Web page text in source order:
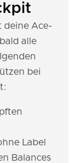
deine Ace-
alle
bei
Label
Balances